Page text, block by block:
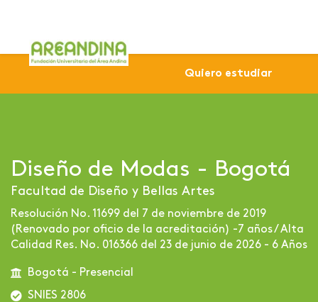
Sede Bogotá Diseño de
Diseño de Modas - Bogotá
Facultad de Diseño y Bellas Artes
Resolución No. 11699 del 7 de noviembre de 2019
(Renovado por oficio de la acreditación) -7 años / Alta
Calidad Res. No. 016366 del 23 de junio de 2026 - 6 Años
Bogotá - Presencial
SNIES 2806
Quiero estudiar